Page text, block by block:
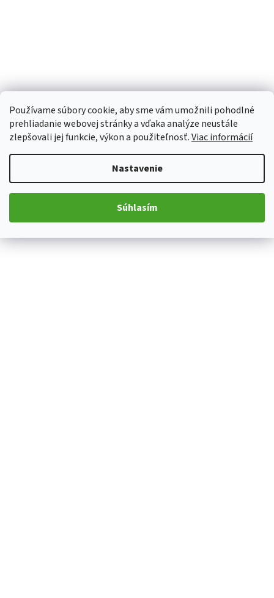
Používame súbory cookie, aby sme vám umožnili pohodlné
prehliadanie webovej stránky a vďaka analýze neustále
zlepšovali jej funkcie, výkon a použiteľnosť.Viac informácií
Nastavenie
Súhlasím